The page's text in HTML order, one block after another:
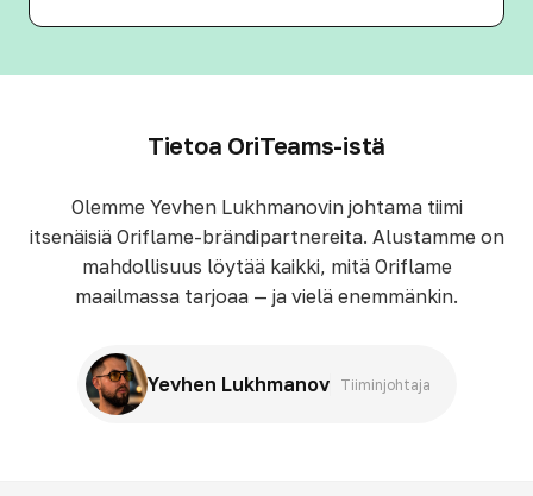
Tietoa OriTeams-istä
Olemme Yevhen Lukhmanovin johtama tiimi
itsenäisiä Oriflame-brändipartnereita. Alustamme on
mahdollisuus löytää kaikki, mitä Oriflame
maailmassa tarjoaa — ja vielä enemmänkin.
Yevhen Lukhmanov Tiiminjohtaja